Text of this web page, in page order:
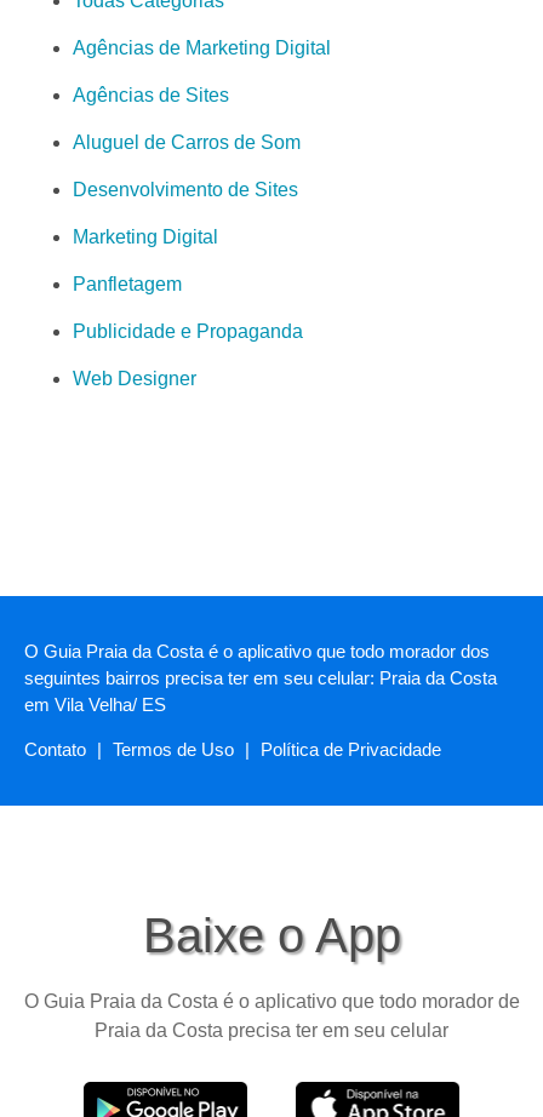
Agências de Marketing Digital
Agências de Sites
Aluguel de Carros de Som
Desenvolvimento de Sites
Marketing Digital
Panfletagem
Publicidade e Propaganda
Web Designer
O Guia Praia da Costa é o aplicativo que todo morador dos
seguintes bairros precisa ter em seu celular: Praia da Costa
em Vila Velha/ ES
Contato | Termos de Uso | Política de Privacidade
Baixe o App
O Guia Praia da Costa é o aplicativo que todo morador de
Praia da Costa precisa ter em seu celular